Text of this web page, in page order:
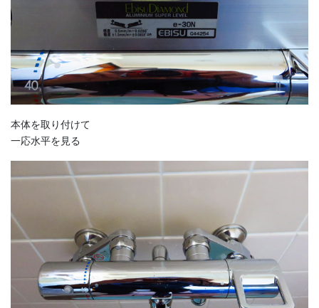
本体を取り付けて
一応水平を見る